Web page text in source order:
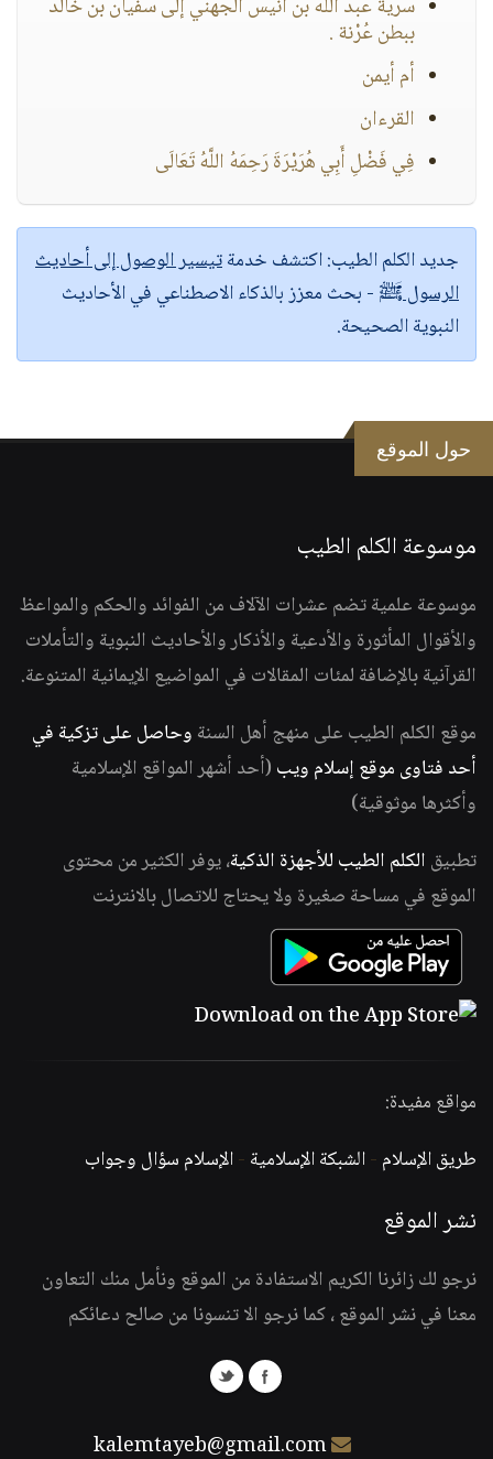
سرية عبد الله بن أنيس الجهني إلى سفيان بن خالد
ببطن عُرْنة .
أم أيمن
القرءان
فِي فَضْلِ أَبِي هُرَيْرَةَ رَحِمَهُ اللَّهُ تَعَالَى
جديد الكلم الطيب:اكتشف خدمةتيسير الوصول إلى أحاديث
الرسول ﷺ - بحث معزز بالذكاء الاصطناعي في الأحاديث
النبوية الصحيحة.
حول الموقع
موسوعة الكلم الطيب
موسوعة علمية تضم عشرات الآلاف من الفوائد والحكم والمواعظ
والأقوال المأثورة والأدعية والأذكار والأحاديث النبوية والتأملات
القرآنية بالإضافة لمئات المقالات في المواضيع الإيمانية المتنوعة.
موقع الكلم الطيب على منهج أهل السنة وحاصل على تزكية في
أحد فتاوى موقع إسلام ويب (أحد أشهر المواقع الإسلامية
وأكثرها موثوقية)
تطبيق الكلم الطيب للأجهزة الذكية، يوفر الكثير من محتوى
الموقع في مساحة صغيرة ولا يحتاج للاتصال بالانترنت
مواقع مفيدة:
طريق الإسلام -الشبكة الإسلامية -الإسلام سؤال وجواب
نشر الموقع
نرجو لك زائرنا الكريم الاستفادة من الموقع ونأمل منك التعاون
معنا في نشر الموقع ، كما نرجو الا تنسونا من صالح دعائكم
kalemtayeb@gmail.com